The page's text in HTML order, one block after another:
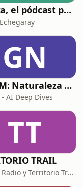
Téctica, el pódcast para los técnicos de pádel
GN
GandM: Naturaleza Humana y Psicología
AI Deep Dives
TT
TRAIL
Aragón Radio y Territorio Trail Media